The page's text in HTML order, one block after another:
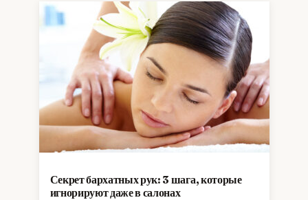
Секрет бархатных рук: 3 шага, которые
игнорируют даже в салонах